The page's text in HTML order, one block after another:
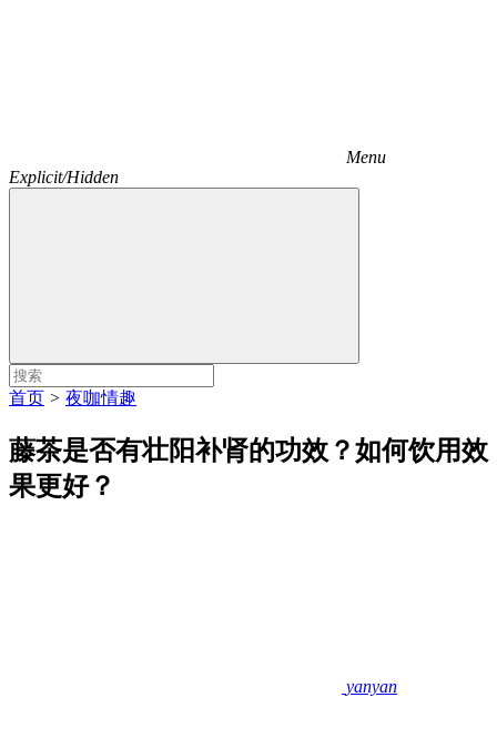
Menu
Explicit/Hidden
首页 > 夜咖情趣
藤茶是否有壮阳补肾的功效？如何饮用效
果更好？
yanyan